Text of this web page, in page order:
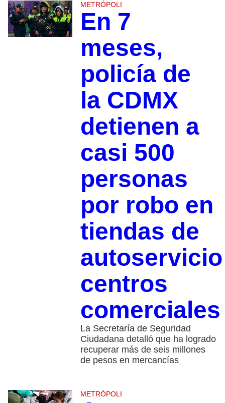
METRÓPOLI
En 7
meses,
policía de
la CDMX
detienen a
casi 500
personas
por robo en
tiendas de
centros
La Secretaría de Seguridad
Ciudadana detalló que ha logrado
recuperar más de seis millones
de pesos en mercancías
METRÓPOLI